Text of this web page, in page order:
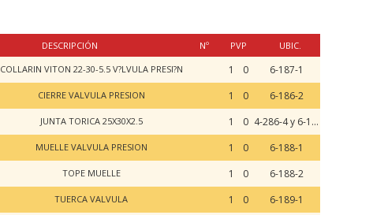
DESCRIPCIÓN Nº PVP UBIC.
COLLARIN VITON 22-30-5.5 V?LVULA PRESI?N 1 0
6-187-1
CIERRE VALVULA PRESION 1 0
6-186-2
JUNTA TORICA 25X30X2.5 1 0
4-286-4 y 6-187-1
MUELLE VALVULA PRESION 1 0
6-188-1
TOPE MUELLE 1 0
6-188-2
TUERCA VALVULA 1 0 6-189-1